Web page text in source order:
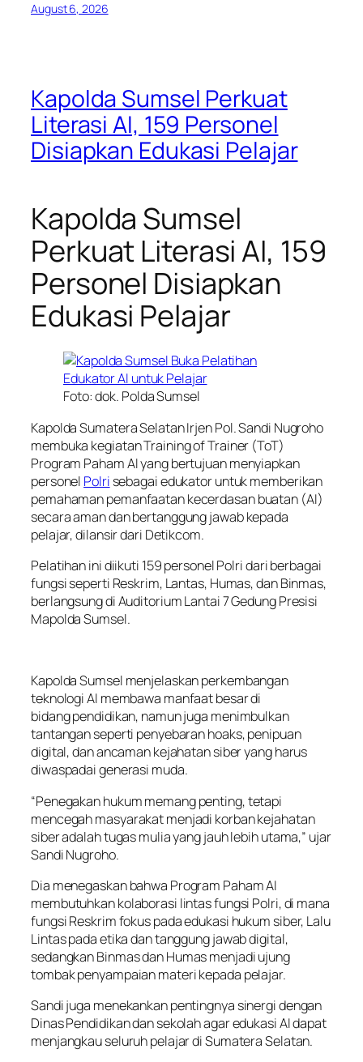
August 6, 2026
Kapolda Sumsel Perkuat
Literasi AI, 159 Personel
Disiapkan Edukasi Pelajar
Kapolda Sumsel
Perkuat Literasi AI, 159
Personel Disiapkan
Edukasi Pelajar
Foto: dok. Polda Sumsel
Kapolda Sumatera Selatan Irjen Pol. Sandi Nugroho
membuka kegiatan Training of Trainer (ToT)
Program Paham AI yang bertujuan menyiapkan
personel Polri sebagai edukator untuk memberikan
pemahaman pemanfaatan kecerdasan buatan (AI)
secara aman dan bertanggung jawab kepada
pelajar, dilansir dari Detikcom.
Pelatihan ini diikuti 159 personel Polri dari berbagai
fungsi seperti Reskrim, Lantas, Humas, dan Binmas,
berlangsung di Auditorium Lantai 7 Gedung Presisi
Mapolda Sumsel.
Kapolda Sumsel menjelaskan perkembangan
teknologi AI membawa manfaat besar di
bidang pendidikan, namun juga menimbulkan
tantangan seperti penyebaran hoaks, penipuan
digital, dan ancaman kejahatan siber yang harus
diwaspadai generasi muda.
“Penegakan hukum memang penting, tetapi
mencegah masyarakat menjadi korban kejahatan
siber adalah tugas mulia yang jauh lebih utama,” ujar
Sandi Nugroho.
Dia menegaskan bahwa Program Paham AI
membutuhkan kolaborasi lintas fungsi Polri, di mana
fungsi Reskrim fokus pada edukasi hukum siber, Lalu
Lintas pada etika dan tanggung jawab digital,
sedangkan Binmas dan Humas menjadi ujung
tombak penyampaian materi kepada pelajar.
Sandi juga menekankan pentingnya sinergi dengan
Dinas Pendidikan dan sekolah agar edukasi AI dapat
menjangkau seluruh pelajar di Sumatera Selatan.